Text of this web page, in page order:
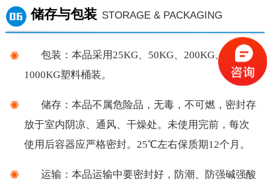
储存与包装 STORAGE & PACKAGING
包装： 本品采用25KG、50KG、 200KG、
1000KG塑料桶装。
储存： 本品不属危险品，无毒，不可燃，密封存
放于室内阴凉、通风、干燥处。未使用完前，每次
使用后容器应严格密封。 25℃左右保质期12个月。
运输： 本品运输中要密封好，防潮、防强碱强酸